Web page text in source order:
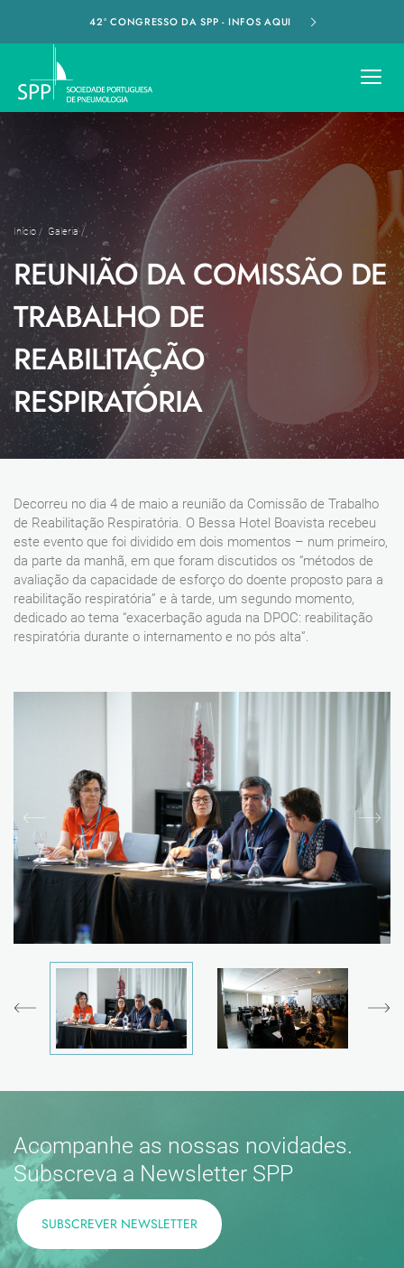
42º CONGRESSO DA SPP - INFOS AQUI
Início / Galeria/
REUNIÃO DA COMISSÃO DE
TRABALHO DE
REABILITAÇÃO
RESPIRATÓRIA
Decorreu no dia 4 de maio a reunião da Comissão de Trabalho
de Reabilitação Respiratória. O Bessa Hotel Boavista recebeu
este evento que foi dividido em dois momentos – num primeiro,
da parte da manhã, em que foram discutidos os “métodos de
avaliação da capacidade de esforço do doente proposto para a
reabilitação respiratória” e à tarde, um segundo momento,
dedicado ao tema “exacerbação aguda na DPOC: reabilitação
respiratória durante o internamento e no pós alta”.
Acompanhe as nossas novidades.
Subscreva a Newsletter SPP
SUBSCREVER NEWSLETTER